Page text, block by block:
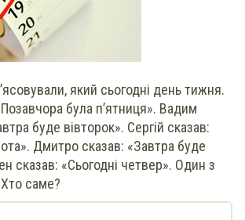
який сьогодні день тижня.
була п’ятниця». Вадим
буде вівторок». Сергій сказав:
Дмитро сказав: «Завтра буде
сказав: «Сьогодні четвер». Один з
саме?